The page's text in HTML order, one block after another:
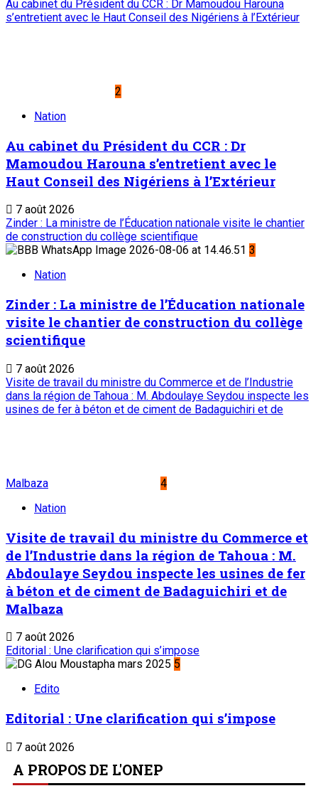
Au cabinet du Président du CCR : Dr Mamoudou Harouna
s’entretient avec le Haut Conseil des Nigériens à l’Extérieur
2
Nation
Au cabinet du Président du CCR : Dr
Mamoudou Harouna s’entretient avec le
Haut Conseil des Nigériens à l’Extérieur
7 août 2026
Zinder : La ministre de l’Éducation nationale visite le chantier
de construction du collège scientifique
3
Nation
Zinder : La ministre de l’Éducation nationale
visite le chantier de construction du collège
scientifique
7 août 2026
Visite de travail du ministre du Commerce et de l’Industrie
dans la région de Tahoua : M. Abdoulaye Seydou inspecte les
usines de fer à béton et de ciment de Badaguichiri et de
Malbaza
4
Nation
Visite de travail du ministre du Commerce et
de l’Industrie dans la région de Tahoua : M.
Abdoulaye Seydou inspecte les usines de fer
à béton et de ciment de Badaguichiri et de
Malbaza
7 août 2026
Editorial : Une clarification qui s’impose
5
Edito
Editorial : Une clarification qui s’impose
7 août 2026
A PROPOS DE L'ONEP